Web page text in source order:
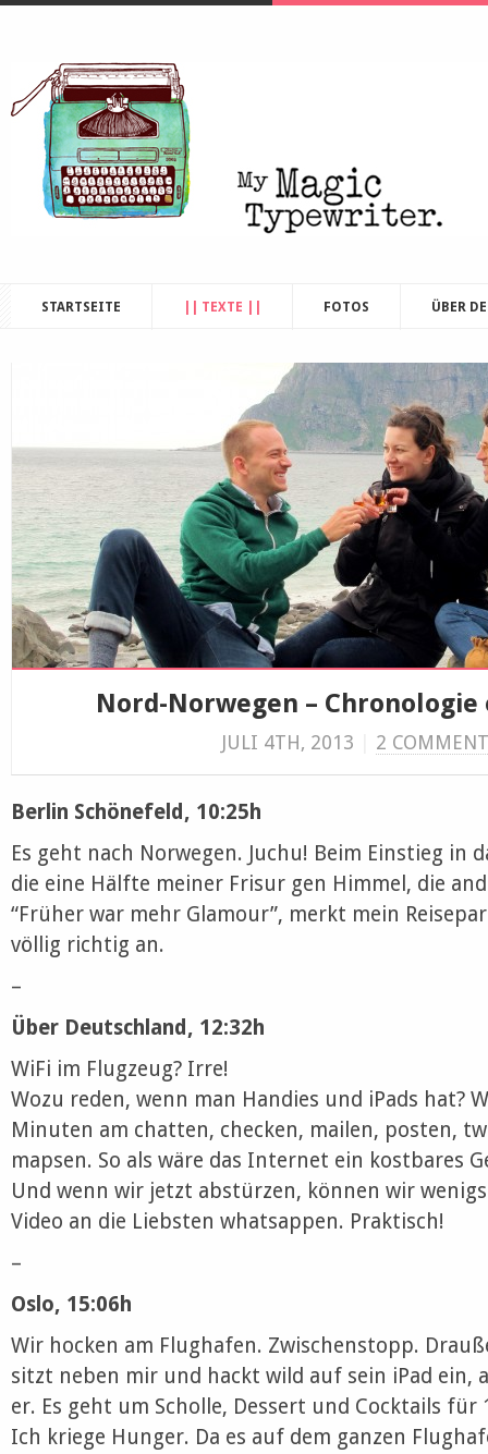
STARTSEITE || TEXTE || FOTOS ÜBER
Nord-Norwegen – Chronologie
JULI 4TH, 2013 2
Berlin Schönefeld, 10:25h
Es geht nach Norwegen. Juchu! Beim Einstieg in
die eine Hälfte meiner Frisur gen Himmel, die
“Früher war mehr Glamour”, merkt mein
völlig richtig an.
–
Über Deutschland, 12:32h
WiFi im Flugzeug? Irre!
Wozu reden, wenn man Handies und iPads hat?
Minuten am chatten, checken, mailen, posten,
mapsen. So als wäre das Internet ein kostbares
Und wenn wir jetzt abstürzen, können wir
Video an die Liebsten whatsappen. Praktisch!
–
Oslo, 15:06h
Wir hocken am Flughafen. Zwischenstopp.
sitzt neben mir und hackt wild auf sein iPad ein,
er. Es geht um Scholle, Dessert und Cocktails für
Ich kriege Hunger. Da es auf dem ganzen